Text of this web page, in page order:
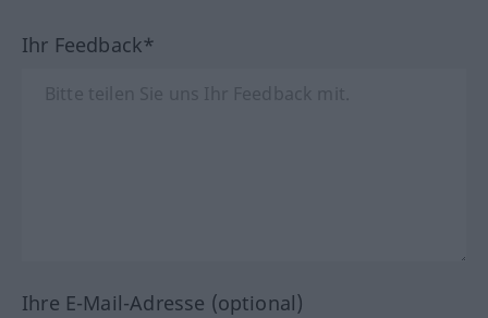
Ihr Feedback*
Ihre E-Mail-Adresse (optional)